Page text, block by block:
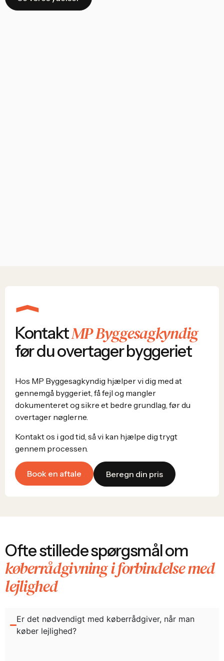
KontaktMP Byggesagkyndig
før du overtager byggeriet
Hos MP Byggesagkyndig hjælper vi dig med at
gennemgå byggeriet, få fejl og mangler
dokumenteret og sikre et bedre grundlag, før du
overtager nøglerne.
Kontakt os i god tid, så vi kan hjælpe dig trygt
gennem processen.
Book en aftale Beregn din pris
Ofte stillede spørgsmål om
køberrådgivning i forbindelse med
lejlighed
Er det nødvendigt med køberrådgiver, når man
køber lejlighed?